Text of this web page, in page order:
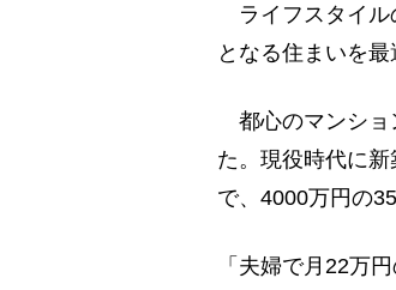
ライフスタイル
となる住まいを最
都心のマンショ
た。現役時代に
で、4000万円の
「夫婦で月22万